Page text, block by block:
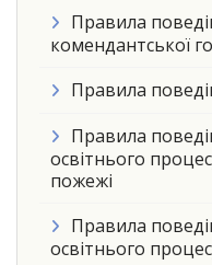
Правила
комендантської
Правила
Правила
освітнього
пожежі
Правила
освітнього